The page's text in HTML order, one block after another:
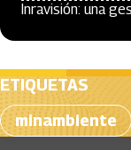
Inravisión: una
ETIQUETAS
minambiente